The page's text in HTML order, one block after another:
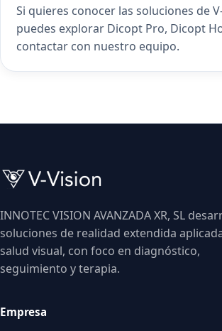
Si quieres conocer las soluciones de
puedes explorar Dicopt Pro, Dicopt
contactar con nuestro equipo.
INNOTEC VISION AVANZADA XR, SL
soluciones de realidad extendida
salud visual, con foco en diagnóstico,
seguimiento y terapia.
Empresa